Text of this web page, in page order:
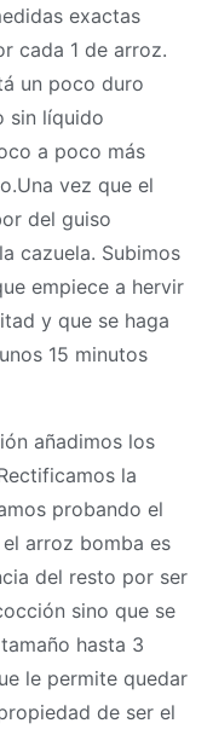
exactas
cada 1 de arroz.
un poco duro
sin líquido
a poco más
vez que el
del guiso
cazuela. Subimos
empiece a hervir
y que se haga
15 minutos
añadimos los
la
probando el
arroz bomba es
del resto por ser
sino que se
hasta 3
le permite quedar
de ser el